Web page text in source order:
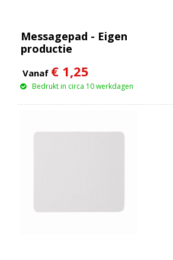
Messagepad - Eigen
productie
Vanaf € 1,25
Bedrukt in circa 10 werkdagen